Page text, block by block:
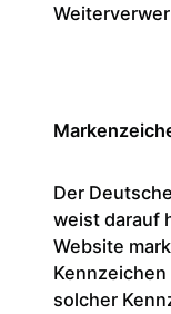
Der
weist darauf
Website
solcher